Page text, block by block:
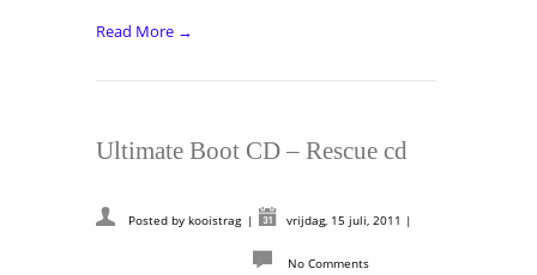
Read More →
Ultimate Boot CD – Rescue cd
Posted by kooistrag | vrijdag, 15 juli, 2011 |
No Comments